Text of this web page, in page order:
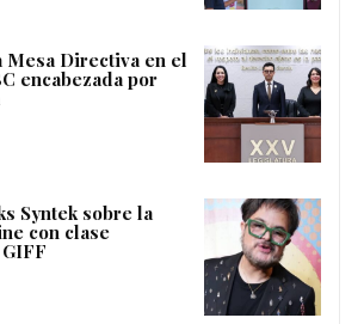
Mesa Directiva en el
encabezada por
Syntek sobre la
con clase